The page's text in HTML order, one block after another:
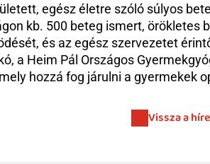
egész életre szóló súlyos
kb. 500 beteg ismert,
és az egész szervezetet
a Heim Pál Országos
hozzá fog járulni a gyermekek
Vissza a